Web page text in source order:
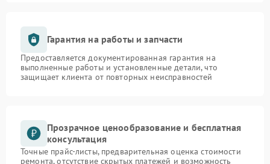
Гарантия на работы и запчасти
Предоставляется документированная гарантия на
выполненные работы и установленные детали, что
защищает клиента от повторных неисправностей
Прозрачное ценообразование и бесплатная
консультация
Точные прайс-листы, предварительная оценка стоимости
ремонта, отсутствие скрытых платежей и возможность